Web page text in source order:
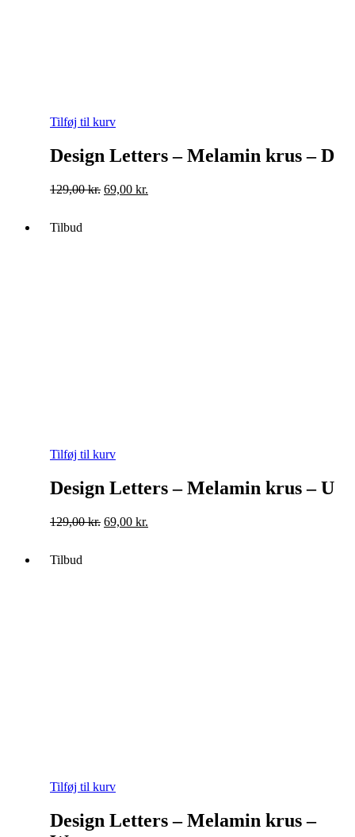
Tilføj til kurv
Design Letters – Melamin krus – D
129,00kr. Original
69,00 kr.
Tilbud
Tilføj til kurv
Design Letters – Melamin krus – U
129,00kr. Original
69,00 kr.
Tilbud
Tilføj til kurv
Design Letters – Melamin krus –